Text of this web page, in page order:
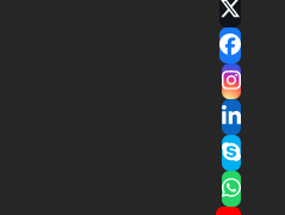
Twitter
(deprecated)
Facebook
Instagram
LinkedIn
Skype
Whatsapp